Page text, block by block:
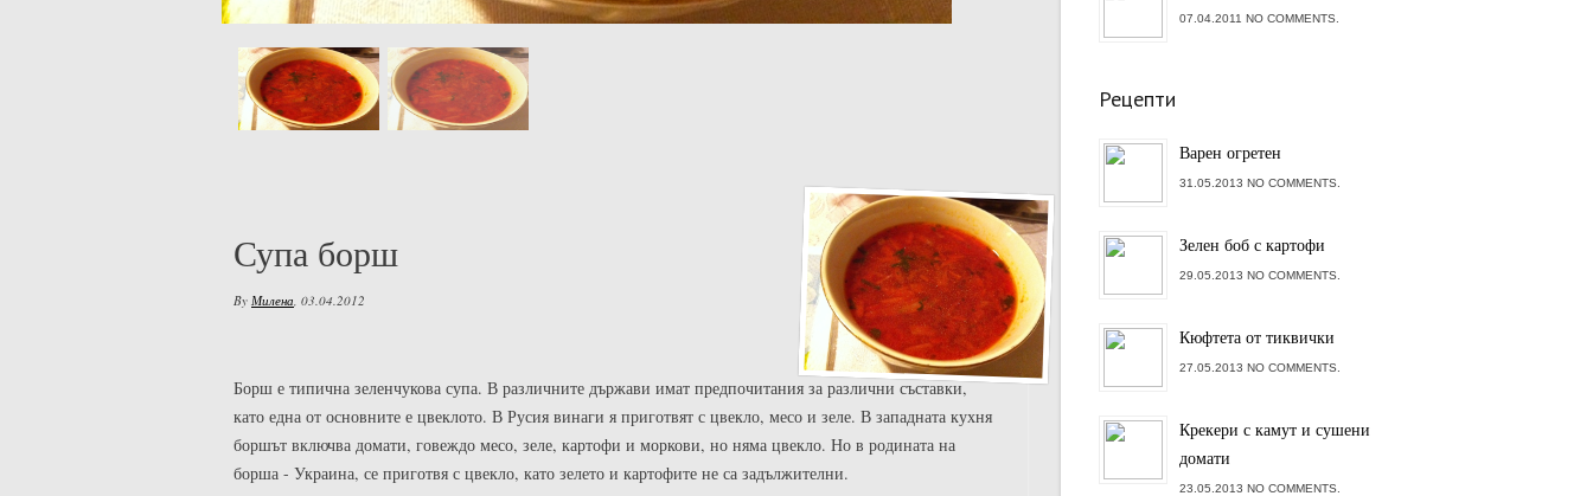
Супа борш
By Милена, 03.04.2012
Борш е типична зеленчукова супа. В различните държави имат предпочитания за различни съставки,
като една от основните е цвеклото. В Русия винаги я приготвят с цвекло, месо и зеле. В западната кухня
боршът включва домати, говеждо месо, зеле, картофи и моркови, но няма цвекло. Но в родината на
борша - Украина, се приготвя с цвекло, като зелето и картофите не са задължителни.
07.04.2011 NO COMMENTS.
Рецепти
Варен огретен
31.05.2013 NO COMMENTS.
Зелен боб с картофи
29.05.2013 NO COMMENTS.
Кюфтета от тиквички
27.05.2013 NO COMMENTS.
Крекери с камут и сушени
домати
23.05.2013 NO COMMENTS.